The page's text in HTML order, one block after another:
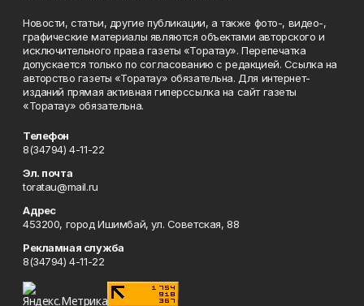
Новости, статьи, другие публикации, а также фото-, видео-,
графические материалы являются объектами авторского и
исключительного права газеты «Торатау». Перепечатка
допускается только по согласованию с редакцией. Ссылка на
авторство газеты «Торатау» обязательна. Для интернет-
изданий прямая активная гиперссылка на сайт газеты
«Торатау» обязательна.
Телефон
8(34794) 4-11-22
Эл. почта
toratau@mail.ru
Адрес
453200, город Ишимбай, ул. Советская, 88
Рекламная служба
8(34794) 4-11-22